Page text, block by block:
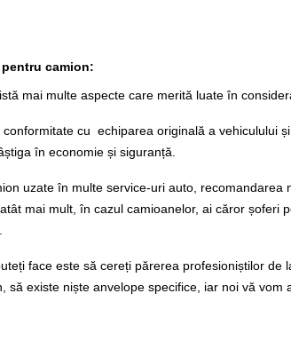
camion:
mai multe aspecte care merită luate în
cu echiparea originală a vehiculului
în economie și siguranță.
uzate în multe service-uri auto,
mai mult, în cazul camioanelor, ai căror
face este să cereți părerea profesioniștilor
să existe niște anvelope specifice, iar noi vă